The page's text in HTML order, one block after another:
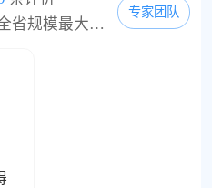
江西省皮肤病专科医院是全省规模最大，以诊治皮肤常见病及疑难重症，集医疗、科研、教学为一体的皮肤病专科医院;是国家卫生部规范化性病医疗服务门诊项目执行单位，国家卫生部在南昌市设定的性病、艾滋病检测哨点，卫生部-欧盟共同签署的支持中国性病、艾滋病预防控制合作项目的转诊中心;是中国医学科学院皮肤病研究所、中国协和医科大学附属皮肤病医院、中国疾病控制中心性病防治技术指导中心、上海皮肤性病医院协作单位;是扬州大...
专家团队